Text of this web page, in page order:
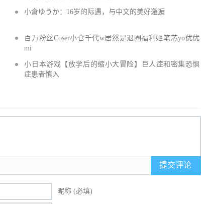
小倉ゆうか：16岁的际遇，与中文的美好邂逅
百万粉丝Coser小仓千代w居然是退圈福利姬笔芯yo优优
mi
小日本游戏【放学后的缩小大冒险】巨人症和密集恐惧
症患者慎入
提交评论
昵称 (必填)